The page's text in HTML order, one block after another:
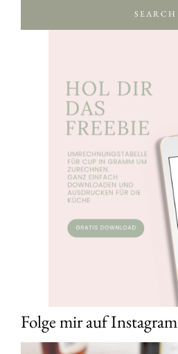
SEARCH
Folge mir auf Instagram